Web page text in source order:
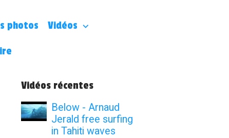
photos Vidéos
Vidéos récentes
Below - Arnaud
Jerald free surfing
in Tahiti waves